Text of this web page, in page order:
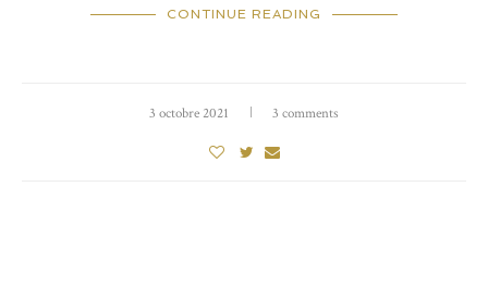
CONTINUE READING
3 octobre 2021 3 comments